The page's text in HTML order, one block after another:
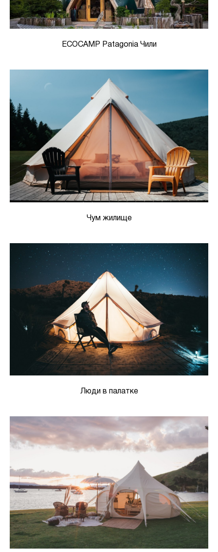
ECOCAMP Patagonia Чили
Чум жилище
Люди в палатке